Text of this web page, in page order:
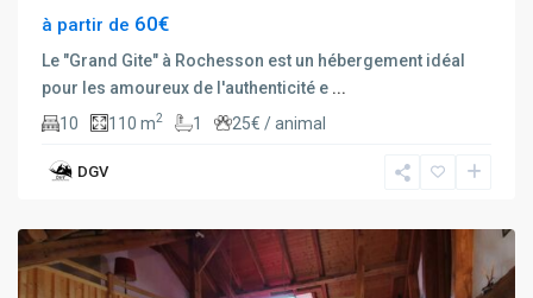
à partir de 60€
Le "Grand Gite" à Rochesson est un hébergement idéal
pour les amoureux de l'authenticité e ...
10
110 m2 1 25€ / animal
DGV